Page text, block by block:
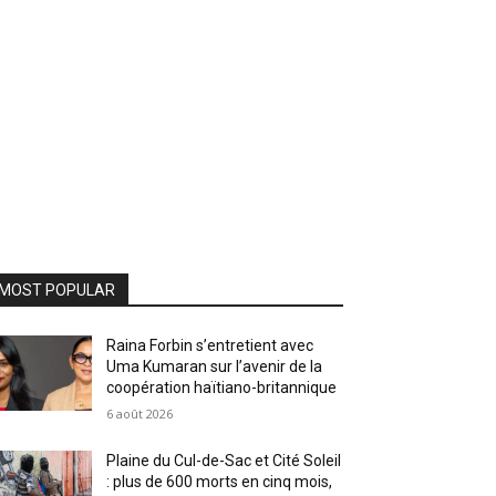
POPULAR
Raina Forbin s’entretient avec
Uma Kumaran sur l’avenir de la
coopération haïtiano-britannique
6 août 2026
Plaine du Cul-de-Sac et Cité Soleil
: plus de 600 morts en cinq mois,